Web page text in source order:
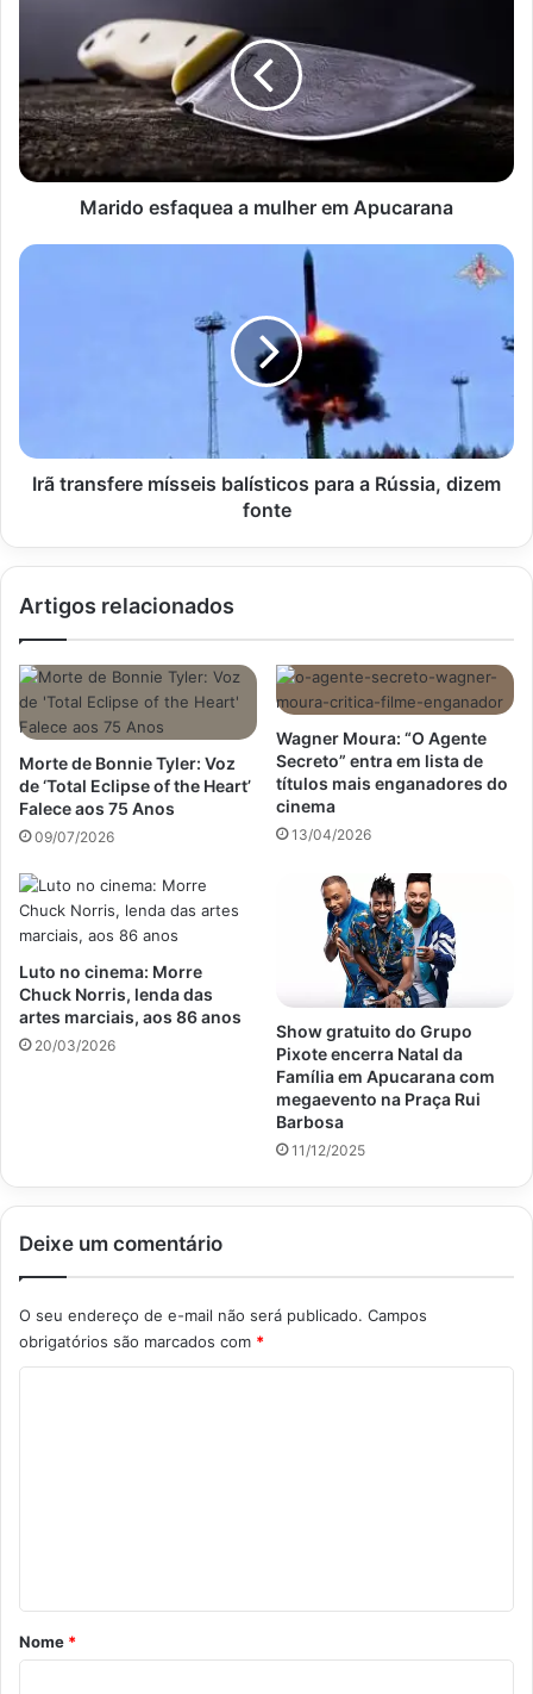
em
Apucarana
Marido esfaquea a mulher em Apucarana
Irã
fonte
Irã transfere mísseis balísticos para a Rússia, dizem
fonte
Artigos relacionados
Morte de Bonnie Tyler: Voz
de ‘Total Eclipse of the Heart’
Falece aos 75 Anos
09/07/2026
Wagner Moura: “O Agente
Secreto” entra em lista de
títulos mais enganadores do
cinema
13/04/2026
Luto no cinema: Morre
Chuck Norris, lenda das
artes marciais, aos 86 anos
20/03/2026
Show gratuito do Grupo
Pixote encerra Natal da
Família em Apucarana com
megaevento na Praça Rui
Barbosa
11/12/2025
Deixe um comentário
O seu endereço de e-mail não será publicado. Campos
obrigatórios são marcados com *
rNome *